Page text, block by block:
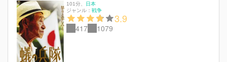
101分
日本
ジャンル： 戦争
3.9
417 1079